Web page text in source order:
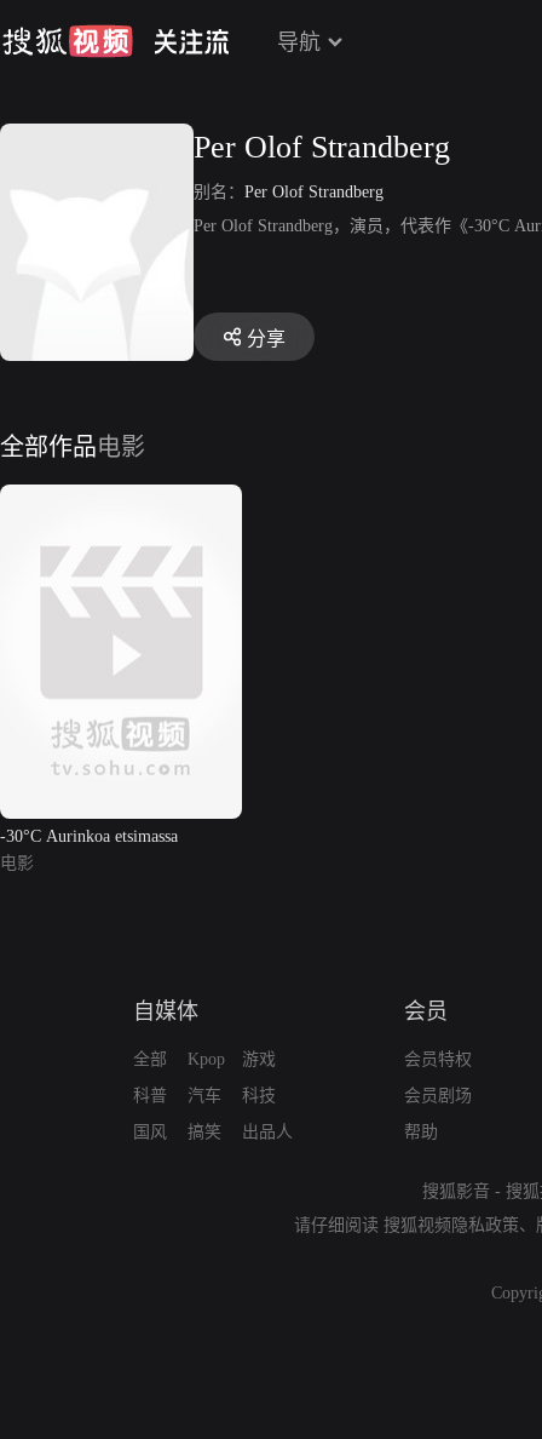
导航
Per Olof Strandberg
别名： Per Olof Strandberg
Per Olof Strandberg，演员，代表作《-30°C
分享
全部作品电影
-30°C Aurinkoa etsimassa
电影
自媒体
全部
科普
国风
Kpop
汽车
搞笑
游戏
科技
出品人
会员
会员特权
会员剧场
帮助
搜狐影音 - 搜
请仔细阅读 搜狐视频隐私政策、